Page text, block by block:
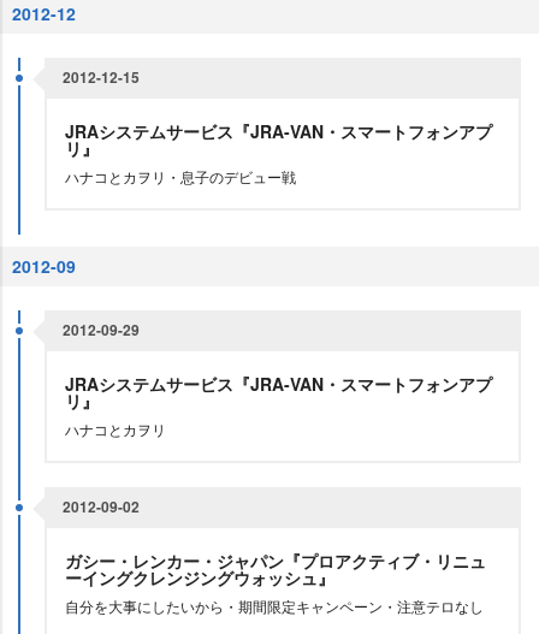
2012-12
2012-12-15
JRAシステムサービス『JRA-VAN・スマートフォンアプ
リ』
ハナコとカヲリ・息子のデビュー戦
2012-09
2012-09-29
JRAシステムサービス『JRA-VAN・スマートフォンアプ
リ』
ハナコとカヲリ
2012-09-02
ガシー・レンカー・ジャパン『プロアクティブ・リニュ
ーイングクレンジングウォッシュ』
自分を大事にしたいから・期間限定キャンペーン・注意テロなし